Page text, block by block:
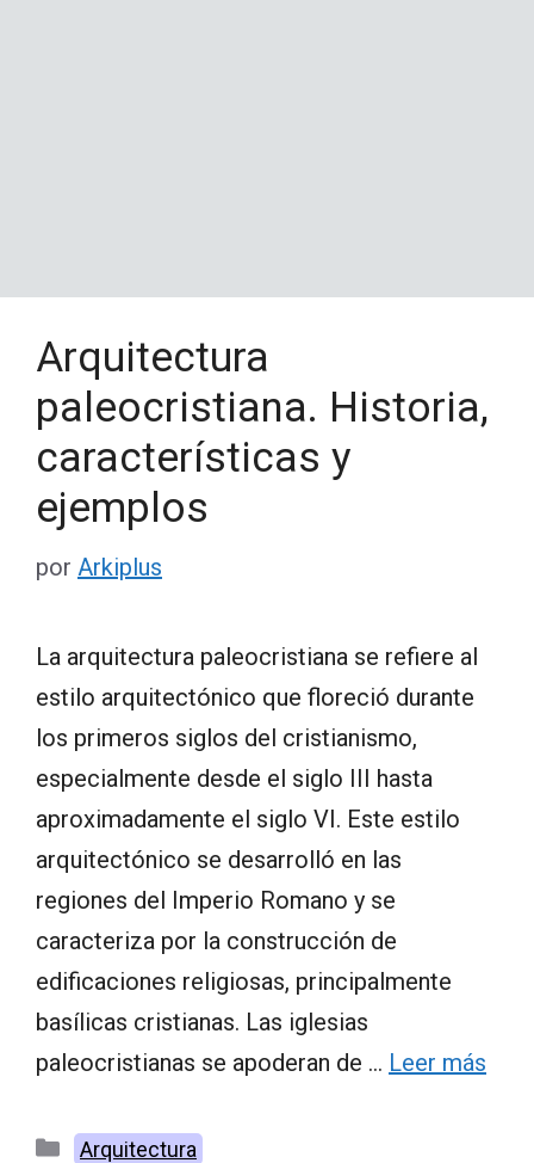
Arquitectura
paleocristiana. Historia,
características y
ejemplos
por Arkiplus
La arquitectura paleocristiana se refiere al
estilo arquitectónico que floreció durante
los primeros siglos del cristianismo,
especialmente desde el siglo III hasta
aproximadamente el siglo VI. Este estilo
arquitectónico se desarrolló en las
regiones del Imperio Romano y se
caracteriza por la construcción de
edificaciones religiosas, principalmente
basílicas cristianas. Las iglesias
paleocristianas se apoderan de … Leer más
Categorías
Arquitectura